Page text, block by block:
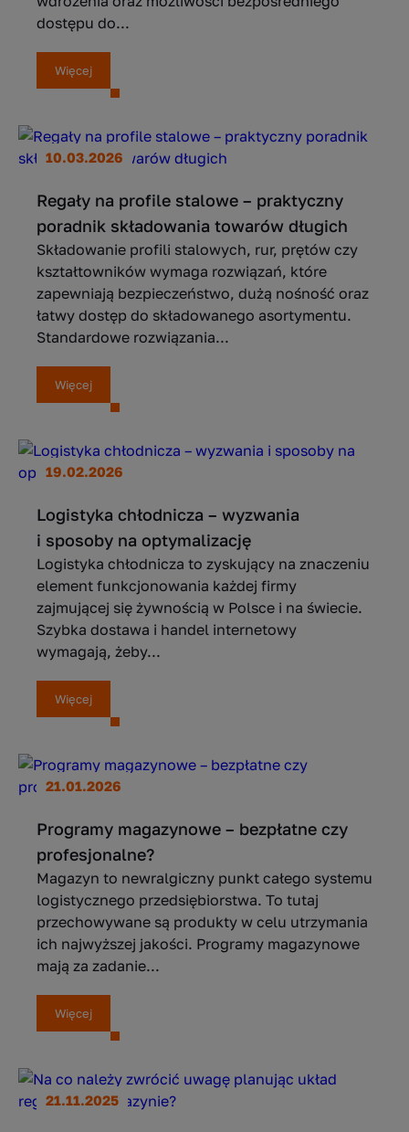
dostępu do...
Więcej
10.03.2026
Regały na profile stalowe – praktyczny
poradnik składowania towarów długich
Składowanie profili stalowych, rur, prętów czy
kształtowników wymaga rozwiązań, które
zapewniają bezpieczeństwo, dużą nośność oraz
łatwy dostęp do składowanego asortymentu.
Standardowe rozwiązania...
Więcej
19.02.2026
Logistyka chłodnicza – wyzwania
i sposoby na optymalizację
Logistyka chłodnicza to zyskujący na znaczeniu
element funkcjonowania każdej firmy
zajmującej się żywnością w Polsce i na świecie.
Szybka dostawa i handel internetowy
wymagają, żeby...
Więcej
21.01.2026
Programy magazynowe – bezpłatne czy
profesjonalne?
Magazyn to newralgiczny punkt całego systemu
logistycznego przedsiębiorstwa. To tutaj
przechowywane są produkty w celu utrzymania
ich najwyższej jakości. Programy magazynowe
mają za zadanie...
Więcej
21.11.2025